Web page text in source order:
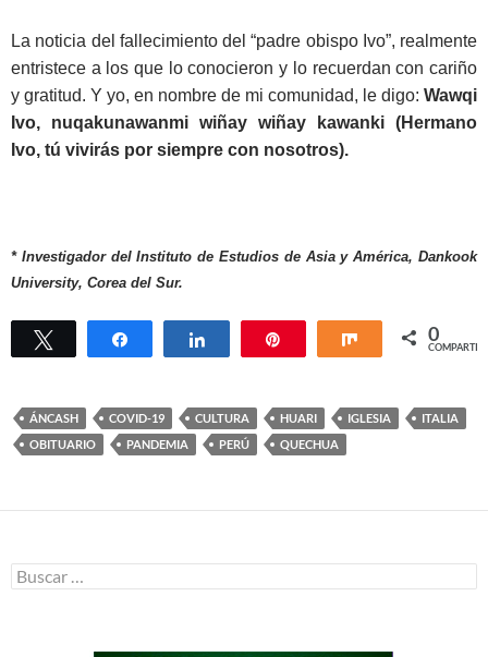
La noticia del fallecimiento del “padre obispo Ivo”, realmente
entristece a los que lo conocieron y lo recuerdan con cariño
y gratitud. Y yo, en nombre de mi comunidad, le digo: Wawqi
Ivo, nuqakunawanmi wiñay wiñay kawanki (Hermano
Ivo, tú vivirás por siempre con nosotros).
* Investigador del Instituto de Estudios de Asia y América, Dankook
University, Corea del Sur.
Twittear Compartir Compartir Compartir
0
COMPARTIR
ÁNCASH COVID-19 CULTURA HUARI IGLESIA
ITALIA
OBITUARIO
PANDEMIA PERÚ QUECHUA
Buscar: